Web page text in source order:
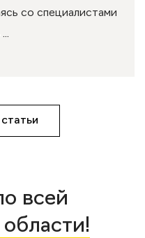
со специалистами
всей